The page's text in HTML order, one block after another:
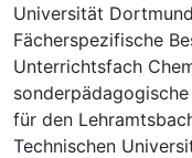
Universität Dortmund
Fächerspezifische
Unterrichtsfach
für den
Technischen